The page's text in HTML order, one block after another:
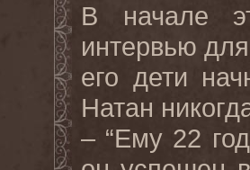
В начале
интервью
его дети
Натан
– “Ему 22